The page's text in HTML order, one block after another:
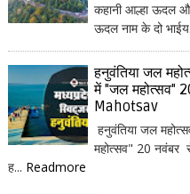
कहानी आल्हा ऊदल
ऊदल नाम के दो
हनुवंतिया जल
में "जल महोत्सव"
Mahotsav
हनुवंतिया जल
महोत्सव" 20 नवंबर
ह... Readmore